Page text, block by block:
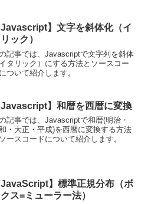
Javascript】文字を斜体化（イ
ック）
記事では、Javascriptで文字列を斜体
イタリック）にする方法とソースコー
ついて紹介します。
Javascript】和暦を西暦に変換
記事では、Javascriptで和暦(明治・
・大正・平成)を西暦に変換する方法
ースコードについて紹介します。
JavaScript】標準正規分布（ボ
ス=ミューラー法）